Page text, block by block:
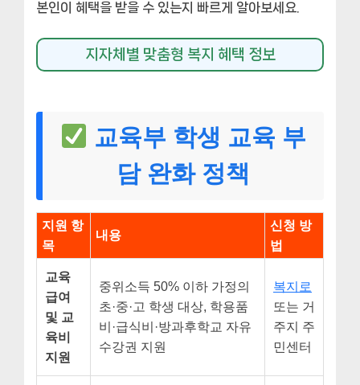
본인이 혜택을 받을 수 있는지 빠르게 알아보세요.
지자체별 맞춤형 복지 혜택 정보
교육부 학생 교육 부
담 완화 정책
지원 항
목
내용
신청 방
법
교육
급여
및 교
육비
지원
중위소득 50% 이하 가정의
초·중·고 학생 대상, 학용품
비·급식비·방과후학교 자유
수강권 지원
복지로
또는 거
주지 주
민센터